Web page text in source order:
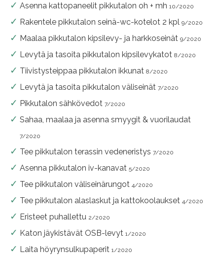
Asenna kattopaneelit pikkutalon oh + mh 10/2020
Rakentele pikkutalon seinä-wc-kotelot 2 kpl 9/2020
Maalaa pikkutalon kipsilevy- ja harkkoseinät 9/2020
Levytä ja tasoita pikkutalon kipsilevykatot 8/2020
Tiivistysteippaa pikkutalon ikkunat 8/2020
Levytä ja tasoita pikkutalon väliseinät 7/2020
Pikkutalon sähkövedot 7/2020
Sahaa, maalaa ja asenna smyygit & vuorilaudat
7/2020
Tee pikkutalon terassin vedeneristys 7/2020
Asenna pikkutalon iv-kanavat 5/2020
Tee pikkutalon väliseinärungot 4/2020
Tee pikkutalon alaslaskut ja kattokoolaukset 4/2020
Eristeet puhallettu 2/2020
Katon jäykistävät OSB-levyt 1/2020
Laita höyrynsulkupaperit 1/2020